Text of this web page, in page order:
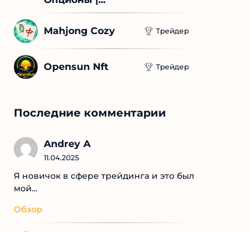
Mahjong Cozy Трейдер
Opensun Nft Трейдер
Последние комментарии
Andrey A
11.04.2025
Я новичок в сфере трейдинга и это был
мой...
Обзор